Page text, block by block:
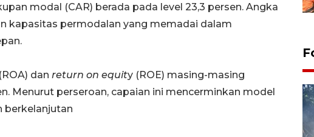
modal (CAR) berada pada level 23,3 persen. Angka
kapasitas permodalan yang memadai dalam
(ROA) dan return on equity (ROE) masing-masing
Menurut perseroan, capaian ini mencerminkan model
berkelanjutan